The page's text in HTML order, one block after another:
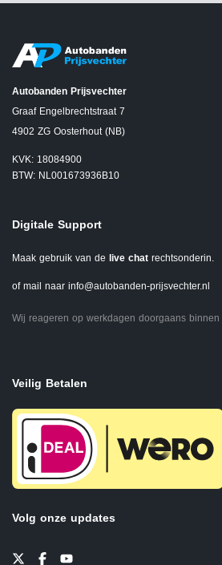
Autobanden Prijsvechter
Graaf Engelbrechtstraat 7
4902 ZG Oosterhout (NB)
KVK: 18084900
BTW: NL001673936B10
Digitale Support
Maak gebruik van de live chat rechtsonderin.
of mail naar info@autobanden-prijsvechter.nl
Wij reageren op werkdagen doorgaans
Veilig Betalen
Volg onze updates